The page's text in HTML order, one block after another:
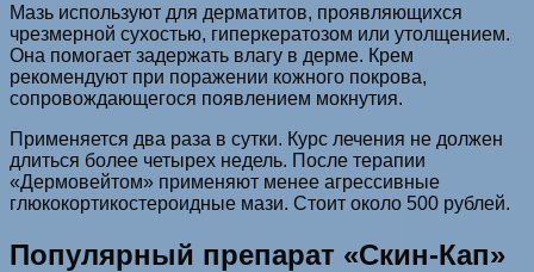
Мазь используют для дерматитов, проявляющихся
чрезмерной сухостью, гиперкератозом или утолщением.
Она помогает задержать влагу в дерме. Крем
рекомендуют при поражении кожного покрова,
сопровождающегося появлением мокнутия.
Применяется два раза в сутки. Курс лечения не должен
длиться более четырех недель. После терапии
«Дермовейтом» применяют менее агрессивные
глюкокортикостероидные мази. Стоит около 500 рублей.
Популярный препарат «Скин-Кап»